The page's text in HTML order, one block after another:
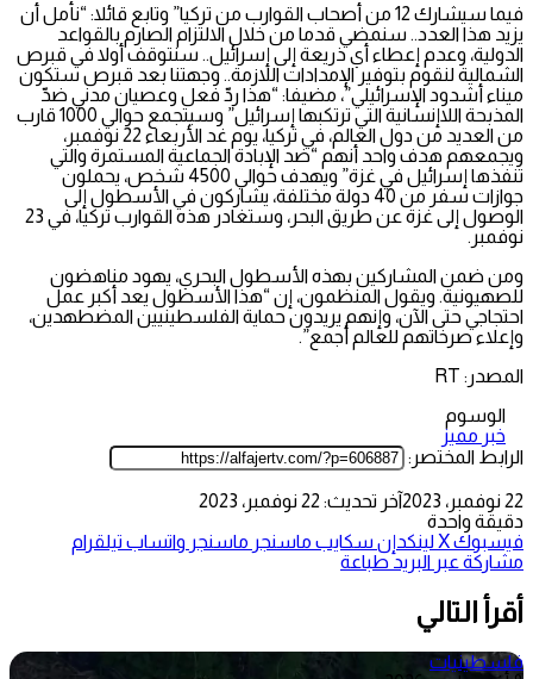
فيما سيشارك 12 من أصحاب القوارب من تركيا” وتابع قائلا: “نأمل أن
يزيد هذا العدد.. سنمضي قدما من خلال الالتزام الصارم بالقواعد
الدولية، وعدم إعطاء أي ذريعة إلى إسرائيل.. سنتوقف أولا في قبرص
الشمالية لنقوم بتوفير الإمدادات اللازمة.. وجهتنا بعد قبرص ستكون
ميناء أشدود الإسرائيلي”، مضيفا: “هذا ردّ فعل وعصيان مدني ضدّ
المذبحة اللاإنسانية التي ترتكبها إسرائيل” وسيتجمع حوالي 1000 قارب
من العديد من دول العالم، في تركيا، يوم غد الأربعاء 22 نوفمبر،
ويجمعهم هدف واحد أنهم “ضد الإبادة الجماعية المستمرة والتي
تنفذها إسرائيل في غزة” ويهدف حوالي 4500 شخص، يحملون
جوازات سفر من 40 دولة مختلفة، يشاركون في الأسطول إلى
الوصول إلى غزة عن طريق البحر، وستغادر هذه القوارب تركيا، في 23
نوفمبر.
ومن ضمن المشاركين بهذه الأسطول البحري، يهود مناهضون
للصهيونية. ويقول المنظمون، إن “هذا الأسطول يعد أكبر عمل
احتجاجي حتى الآن، وإنهم يريدون حماية الفلسطينيين المضطهدين،
وإعلاء صرخاتهم للعالم أجمع”.
المصدر: RT
الوسوم
خبر مميز
الرابط المختصر:
22 نوفمبر، 2023
آخر تحديث: 22 نوفمبر، 2023
دقيقة واحدة
فيسبوك‫Xلينكدإن سكايب ماسنجر ماسنجر واتساب تيلقرام
مشاركة عبر البريد طباعة
أقرأ التالي
فلسطينيات